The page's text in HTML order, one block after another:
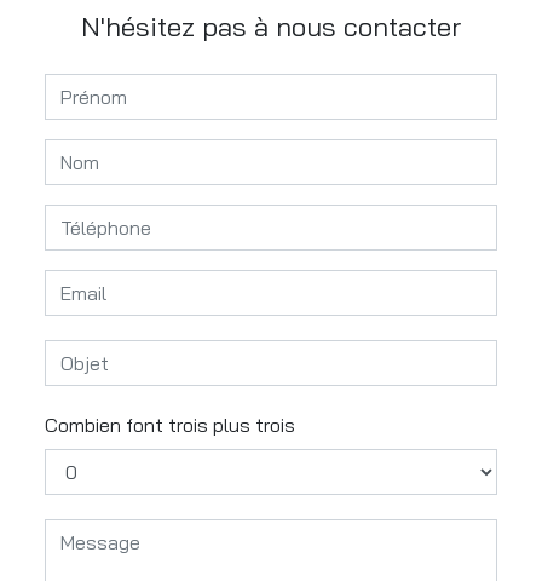
N'hésitez pas à nous contacter
Combien font trois plus trois